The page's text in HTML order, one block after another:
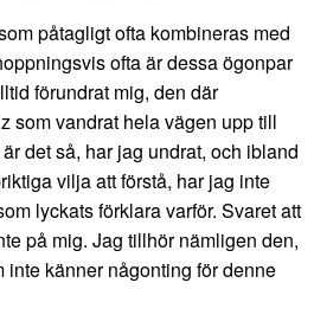
påtagligt ofta kombineras med
ofta är dessa ögonpar
förundrat mig, den där
som vandrat hela vägen upp till
det så, har jag undrat, och ibland
vilja att förstå, har jag inte
lyckats förklara varför. Svaret att
på mig. Jag tillhör nämligen den,
inte känner någonting för denne